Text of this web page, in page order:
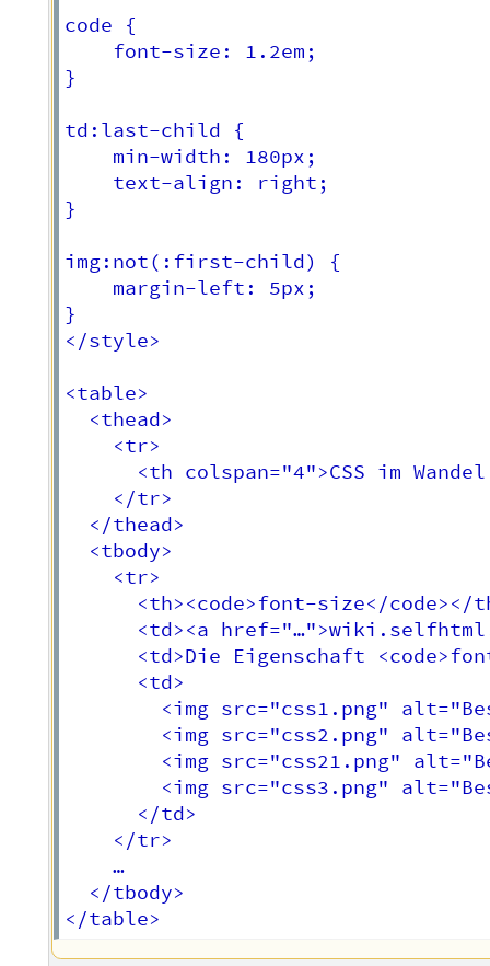
code {
}
td:last-child {
}
img:not(:first-child) {
}
</style>
<table>
  <thead>
    <tr>
<th colspan="4">CSS im
    </tr>
  </thead>
  <tbody>
    <tr>
<th><code>font-size</code></
<td><a
<td>Die Eigenschaft
      <td>
<img src="css1.png"
<img src="css2.png"
<img src="css21.png"
<img src="css3.png"
      </td>
    </tr>
    …
  </tbody>